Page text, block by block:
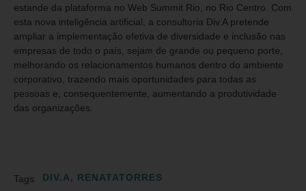
estande da plataforma no Web Summit Rio, no Rio Centro. Com
esta nova inteligência artificial, a consultoria Div.A pretende
ampliar a implementação efetiva de diversidade e inclusão nas
empresas de todo o país, sejam de grande ou pequeno porte,
melhorando os relacionamentos humanos dentro do ambiente
corporativo, trazendo mais oportunidades para todas as
pessoas e, consequentemente, aumentando a produtividade
das organizações.
Tags DIV.A, RENATATORRES